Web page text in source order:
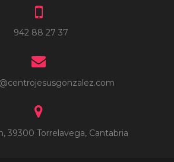
942 88 27 37
39300 Torrelavega, Cantabria